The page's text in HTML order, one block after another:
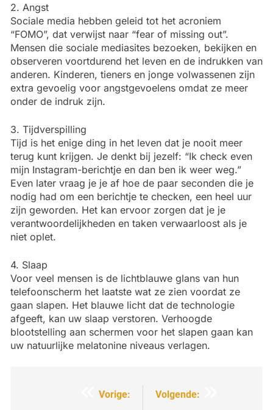
2. Angst
Sociale media hebben geleid tot het acroniem
“FOMO”, dat verwijst naar “fear of missing out”.
Mensen die sociale mediasites bezoeken, bekijken en
observeren voortdurend het leven en de indrukken van
anderen. Kinderen, tieners en jonge volwassenen zijn
extra gevoelig voor angstgevoelens omdat ze meer
onder de indruk zijn.
3. Tijdverspilling
Tijd is het enige ding in het leven dat je nooit meer
terug kunt krijgen. Je denkt bij jezelf: “Ik check even
mijn Instagram-berichtje en dan ben ik weer weg.”
Even later vraag je je af hoe de paar seconden die je
nodig had om een berichtje te checken, een heel uur
zijn geworden. Het kan ervoor zorgen dat je je
verantwoordelijkheden en taken verwaarloost als je
niet oplet.
4. Slaap
Voor veel mensen is de lichtblauwe glans van hun
telefoonscherm het laatste wat ze zien voordat ze
gaan slapen. Het blauwe licht dat de technologie
afgeeft, kan uw slaap verstoren. Verhoogde
blootstelling aan schermen voor het slapen gaan kan
uw natuurlijke melatonine niveaus verlagen.
Vorige:
Volgende: